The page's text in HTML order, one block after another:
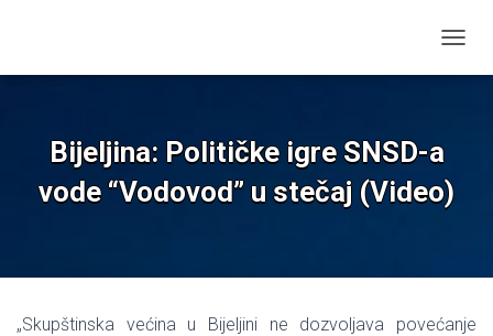
O
A
I
Bijeljina: Političke igre SNSD-a
vode “Vodovod” u stečaj (Video)
„Skupštinska većina u Bijeljini ne dozvoljava povećanje